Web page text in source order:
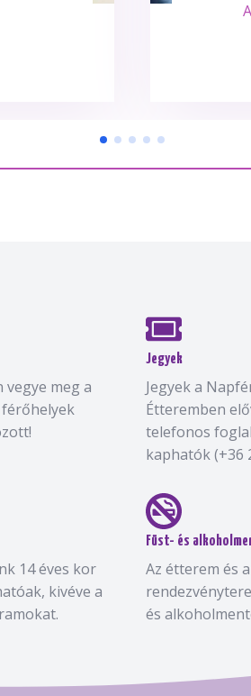
vegye meg a
Jegyek
Jegyek a
Étteremben
telefonos
kaphatók (+36
14 éves kor
kivéve a
Füst- és
Az étterem és a
és